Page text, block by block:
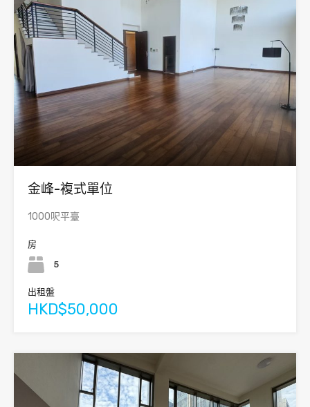
金峰-複式單位
1000呎平臺
房
5
出租盤
HKD$50,000